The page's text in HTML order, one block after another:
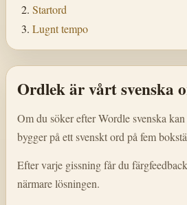
Startord
Lugnt tempo
Ordlek är vårt svenska
Om du söker efter Wordle svenska
bygger på ett svenskt ord på fem
Efter varje gissning får du
närmare lösningen.